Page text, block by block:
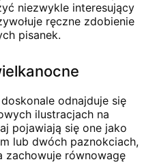
niezwykle interesujący
ręczne zdobienie
pisanek.
odnajduje się
ilustracjach na
pojawiają się one jako
lub dwóch paznokciach,
zachowuje równowagę